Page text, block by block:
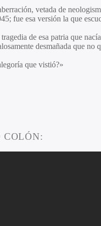
vetada de
fue esa versión la que
de esa patria que
desmañada que no
que vistió?»